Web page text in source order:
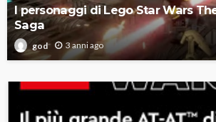
I personaggi di Lego Star Wars
Saga
god 3 anni ago